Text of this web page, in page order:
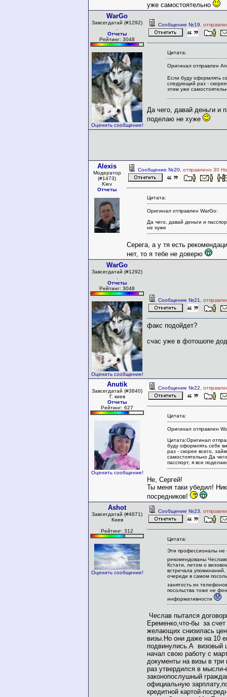
уже самостоятельно
WarGo
Завсегдатай (#1292)
Отчеты
Рейтинг: 3048
Оценить сообщение!
Сообщение №19 ,
Цитата:
Оригинал отправлен
Если буду оформлять
следующий раз - скорее
этим уже
Да чего, давай деньги и
поделаю не хуже
Alexis
Модератор
(#1473)
Kiev
Отчеты
Сообщение №20 , отправлено 30
Цитата:
Оригинал отправлен WarGo:
Да чего, давай деньги и
не хуже
Серега, а у тя есть
нет, то я тебе не доверю
WarGo
Завсегдатай (#1292)
Отчеты
Рейтинг: 3048
Оценить сообщение!
Сообщение №21 ,
факс подойдет?
счас уже в фотошопе
Anutik
Завсегдатай (#3840)
Г. киев
Отчеты
Рейтинг: 627
Оценить сообщение!
Сообщение №22 ,
Цитата:
Оригинал отправлен
Цитата:Оригинал
буду оформлять себе
раз - скорее всего,
самостоятельно Да
пасспорт, я все
Не, Сергей!
Ты меня таки убедил!
посредников!
Ashot
Завсегдатай (#4671)
Киев
Рейтинг: 312
Оценить сообщение!
Сообщение №23 ,
Цитата:
Эти профессионалы не
рекомендованы
Кстати, летом о
встречала
очереди в самом
занятость их
посольства тоже не
информативности
Чеслав пытался
Еременко,что-бы за счет
желающих снизилась
визы.Но они даже на 10
подвинулись.А визовый
начал свою работу с
документы на визы в
раз утвердился в
законопослушный
официальную
кредитной картой-